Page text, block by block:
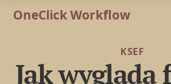
OneClick Workflow
KSEF
Jak wygląda